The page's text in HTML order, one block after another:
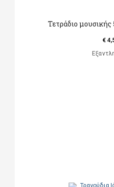
Τετράδιο
€